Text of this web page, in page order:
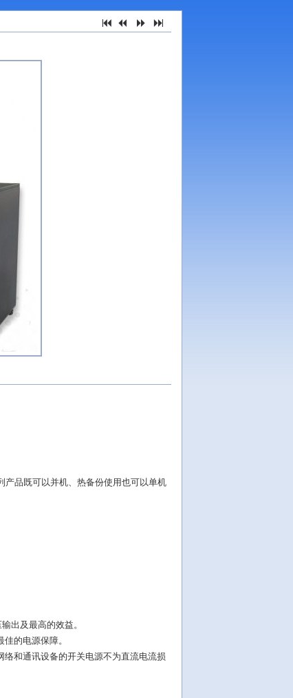
7 2 5 6
产品既可以并机、热备份使用也可以单机
出及最高的效益。
的电源保障。
和通讯设备的开关电源不为直流电流损